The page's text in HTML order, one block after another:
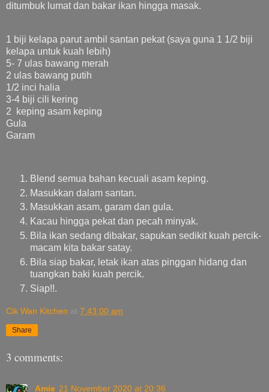
ditumbuk lumat dan bakar ikan hingga masak.
1 biji kelapa parut ambil santan pekat (saya guna 1 1/2 biji
kelapa untuk kuah lebih)
5- 7 ulas bawang merah
2 ulas bawang putih
1/2 inci halia
3-4 biji cili kering
2 keping asam keping
Gula
Garam
Blend semua bahan kecuali asam keping.
Masukkan dalam santan.
Masukkan asam, garam dan gula.
Kacau hingga pekat dan pecah minyak.
Bila ikan sedang dibakar, sapukan sedikit kuah percik-
macam kita bakar satay.
Bila siap bakar, letak ikan atas pinggan hidang dan
tuangkan baki kuah percik.
Siap!!.
Cik Wan Kitchen at 7:43:00 am
Share
3 comments:
Amie 21 November 2020 at 20:36